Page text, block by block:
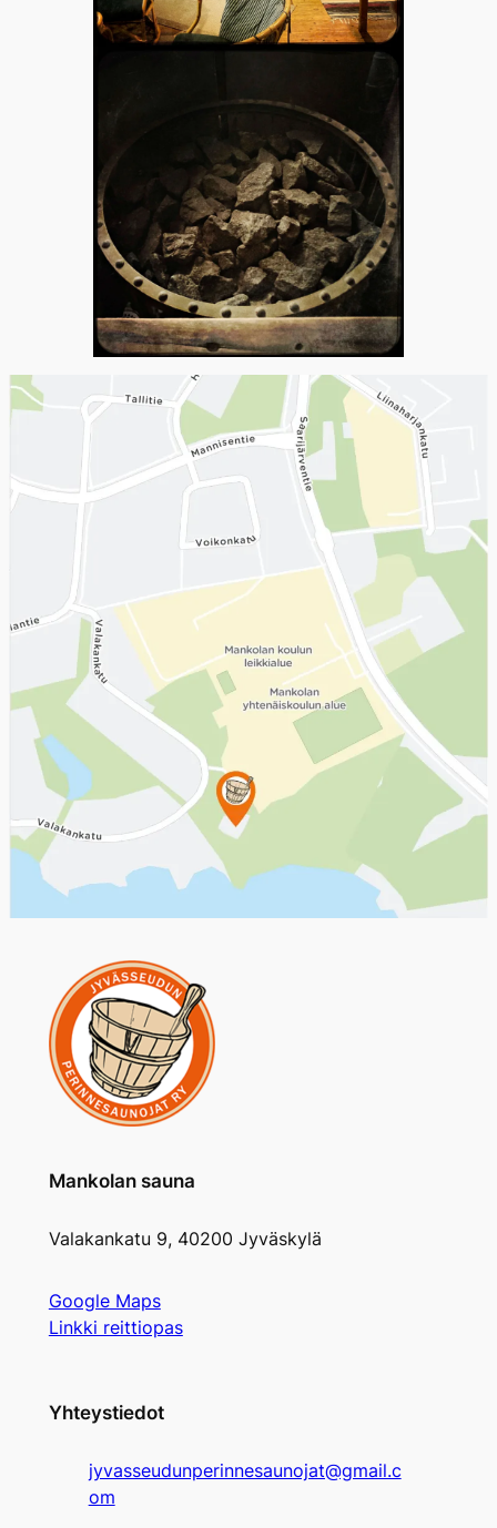
Mankolan sauna
Valakankatu 9, 40200 Jyväskylä
Google Maps
Linkki reittiopas
Yhteystiedot
jyvasseudunperinnesaunojat@gmail.c
om